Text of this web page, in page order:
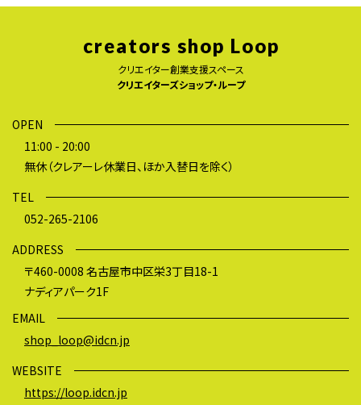
creators shop Loop
クリエイター創業支援スペース
クリエイターズショップ・ループ
OPEN
11:00 - 20:00
無休（クレアーレ休業日、ほか入替日を除く）
TEL
052-265-2106
ADDRESS
〒460-0008 名古屋市中区栄3丁目18-1
ナディアパーク1F
EMAIL
shop_loop@idcn.jp
WEBSITE
https://loop.idcn.jp